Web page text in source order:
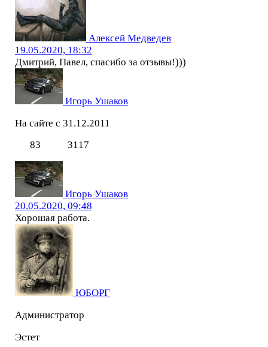
Алексей Медведев
19.05.2020, 18:32
Дмитрий, Павел, спасибо за отзывы!)))
Игорь Ушаков
На сайте с 31.12.2011
83
3117
Игорь Ушаков
20.05.2020, 09:48
Хорошая работа.
ЮБОРГ
Администратор
Эстет